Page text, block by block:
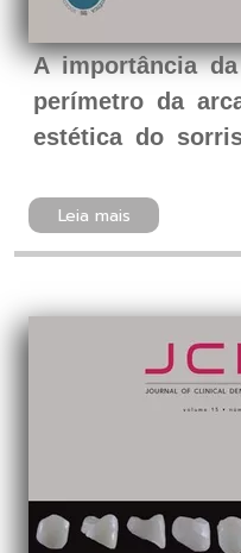
A importância
perímetro da
estética do
Leia mais